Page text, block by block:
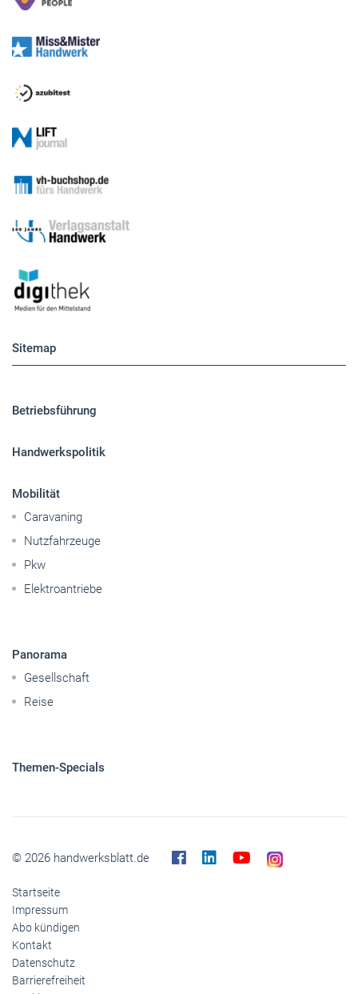
Sitemap
Betriebsführung
Handwerkspolitik
Mobilität
Caravaning
Nutzfahrzeuge
Pkw
Elektroantriebe
Panorama
Gesellschaft
Reise
Themen-Specials
© 2026 handwerksblatt.de
Startseite
Impressum
Abo kündigen
Kontakt
Datenschutz
Barrierefreiheit